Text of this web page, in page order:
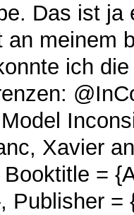
Das ist ja
an meinem
ich
Xavier
Booktitle =
Publisher =